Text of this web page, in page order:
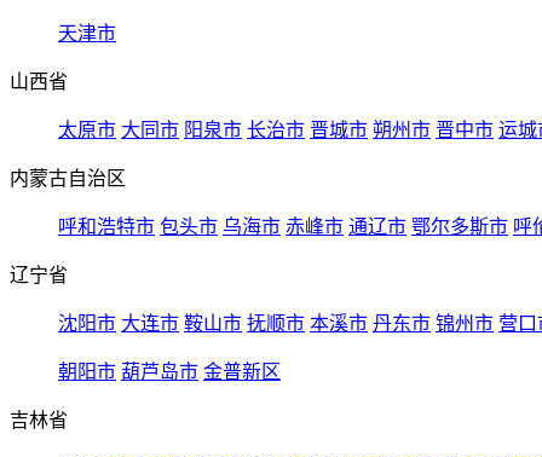
天津市
山西省
太原市 大同市 阳泉市 长治市 晋城市 朔州市 晋中市 运城
内蒙古自治区
呼和浩特市 包头市 乌海市 赤峰市 通辽市 鄂尔多斯市 呼
辽宁省
沈阳市 大连市 鞍山市 抚顺市 本溪市 丹东市 锦州市 营口
朝阳市 葫芦岛市 金普新区
吉林省